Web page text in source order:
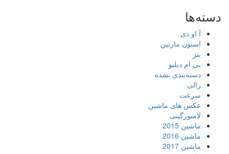
دسته‌ها
آ او دی
استون مارتین
بنز
بی ام دبلیو
دسته‌بندی نشده
رالی
سرعت
عکس های ماشین
لامبورگینی
ماشین 2015
ماشین 2016
ماشین 2017